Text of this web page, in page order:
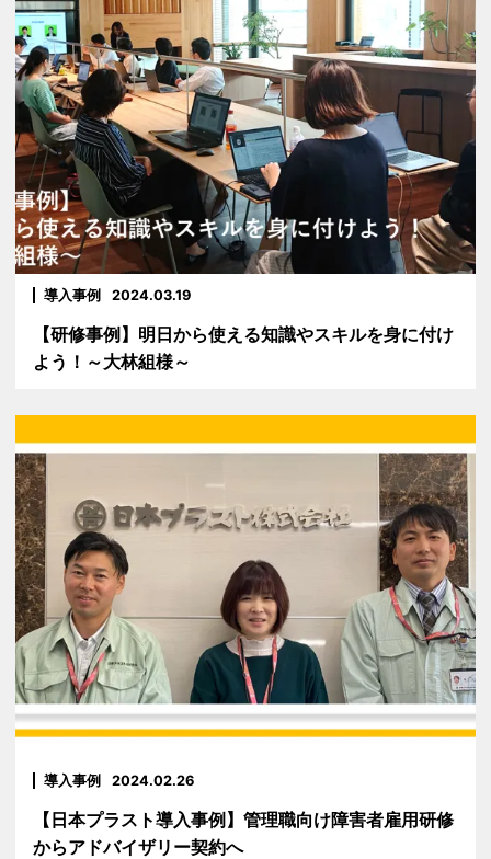
導入事例 2024.03.19
【研修事例】明日から使える知識やスキルを身に付け
よう！～大林組様～
導入事例 2024.02.26
【日本プラスト導入事例】管理職向け障害者雇用研修
からアドバイザリー契約へ